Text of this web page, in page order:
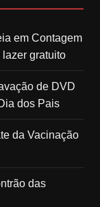
em Contagem
gratuito
de DVD
dos Pais
da Vacinação
das